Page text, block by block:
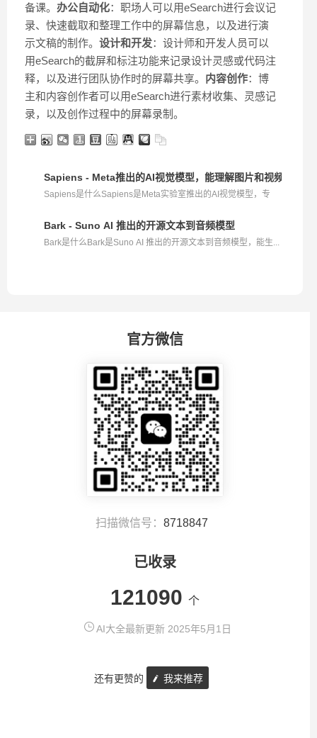
备课。 办公自动化：职场人可以用eSearch进行会议记
录、快速截取和整理工作中的屏幕信息，以及进行演
示文稿的制作。 设计和开发：设计师和开发人员可以
用eSearch的截屏和标注功能来记录设计灵感或代码注
释，以及进行团队协作时的屏幕共享。 内容创作：博
主和内容创作者可以用eSearch进行素材收集、灵感记
录，以及创作过程中的屏幕录制。
Sapiens - Meta推出的AI视觉模型，能理解图片和视频中的人
Sapiens是什么Sapiens是Meta实验室推出的AI视觉模型，专
Bark - Suno AI 推出的开源文本到音频模型
Bark是什么Bark是Suno AI 推出的开源文本到音频模型，能生...
官方微信
扫描微信号： 8718847
已收录
121090 个
AI大全最新更新 2025年5月1日
还有更赞的 我来推荐